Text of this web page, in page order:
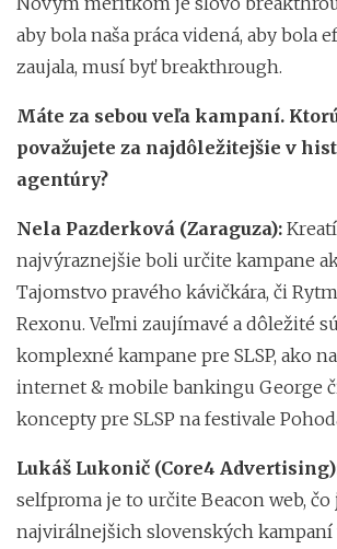
aby bola naša práca videná, aby bola
zaujala, musí byť breakthrough.
Máte za sebou veľa kampaní.
považujete za najdôležitejšie v
agentúry?
Nela Pazderková (Zaraguza):
najvýraznejšie boli určite kampane
Tajomstvo pravého kávičkára, či
Rexonu. Veľmi zaujímavé a dôležité
komplexné kampane pre SLSP, ako
internet & mobile bankingu George
koncepty pre SLSP na festivale
Lukáš Lukonič (Core4
selfproma je to určite Beacon web, čo
najvirálnejšich slovenských kampaní